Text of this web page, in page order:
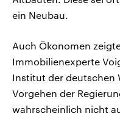
ein Neubau.
Auch Ökonomen
Immobilienexperte
Institut der deutschen
Vorgehen der
wahrscheinlich nicht